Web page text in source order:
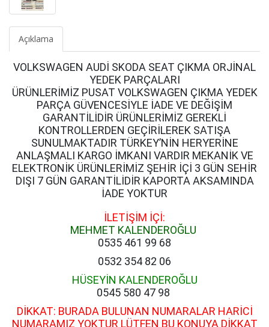
Açıklama
VOLKSWAGEN AUDİ SKODA SEAT ÇIKMA ORJİNAL
YEDEK PARÇALARI
ÜRÜNLERİMİZ PUSAT VOLKSWAGEN ÇIKMA YEDEK
PARÇA GÜVENCESİYLE İADE VE DEĞİŞİM
GARANTİLİDİR ÜRÜNLERİMİZ GEREKLİ
KONTROLLERDEN GEÇİRİLEREK SATIŞA
SUNULMAKTADIR TÜRKEY’NİN HERYERİNE
ANLAŞMALI KARGO İMKANI VARDIR MEKANİK VE
ELEKTRONİK ÜRÜNLERİMİZ ŞEHİR İÇİ 3 GÜN SEHİR
DIŞI 7 GÜN GARANTİLİDİR KAPORTA AKSAMINDA
İADE YOKTUR
İLETİŞİM İÇİ:
MEHMET KALENDEROĞLU
0535 461 99 68
0532 354 82 06
HÜSEYİN KALENDEROĞLU
0545 580 47 98
DİKKAT: BURADA BULUNAN NUMARALAR HARİCİ
NUMARAMIZ YOKTUR LÜTFEN BU KONUYA DİKKAT